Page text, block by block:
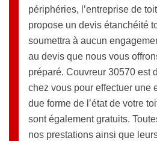
périphéries, l’entreprise de
propose un devis étanchéité
soumettra à aucun
au devis que nous vous
préparé. Couvreur 30570 est
chez vous pour effectuer une
due forme de l’état de votre
sont également gratuits.
nos prestations ainsi que